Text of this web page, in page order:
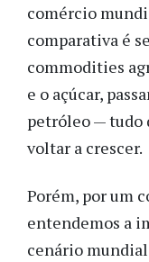
comércio
comparativa é
commodities
e o açúcar,
petróleo — tudo
voltar a crescer.
Porém, por um
entendemos a
cenário